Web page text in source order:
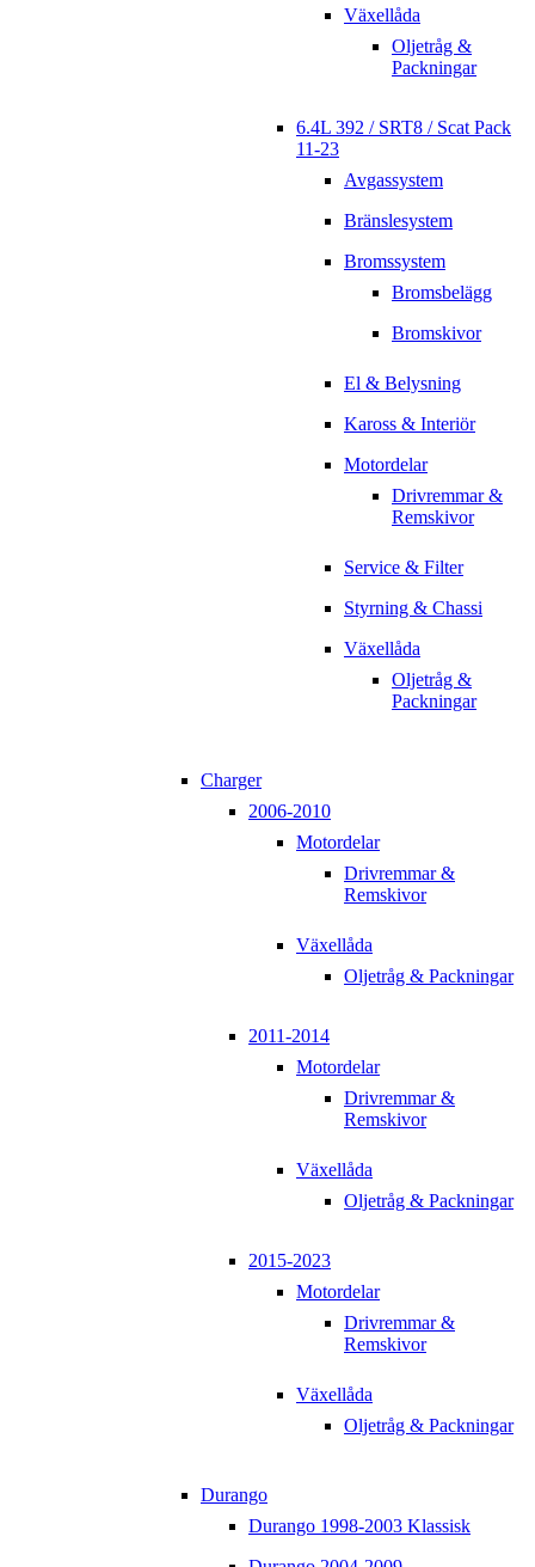
Växellåda
Oljetråg &
Packningar
6.4L 392 / SRT8 / Scat Pack
11-23
Avgassystem
Bränslesystem
Bromssystem
Bromsbelägg
Bromskivor
El & Belysning
Kaross & Interiör
Motordelar
Drivremmar &
Remskivor
Service & Filter
Styrning & Chassi
Växellåda
Oljetråg &
Packningar
Charger
2006-2010
Motordelar
Drivremmar &
Remskivor
Växellåda
Oljetråg & Packningar
2011-2014
Motordelar
Drivremmar &
Remskivor
Växellåda
Oljetråg & Packningar
2015-2023
Motordelar
Drivremmar &
Remskivor
Växellåda
Oljetråg & Packningar
Durango
Durango 1998-2003 Klassisk